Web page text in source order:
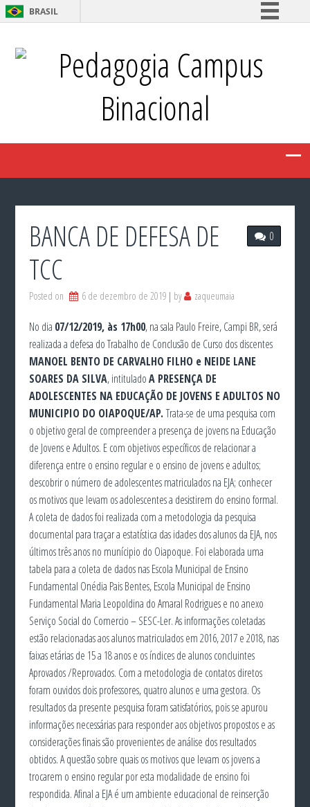
BRASIL
Participe
Acesso à informação
Legislação
Canais
Pedagogia Campus
Binacional
0
BANCA DE DEFESA DE
TCC
Posted on 6 de dezembro de 2019 by zaqueumaia
No dia 07/12/2019, às 17h00, na sala Paulo Freire, Campi BR, será
realizada a defesa do Trabalho de Conclusão de Curso dos discentes
MANOEL BENTO DE CARVALHO FILHO e NEIDE LANE
SOARES DA SILVA, intituladoA PRESENÇA DE
ADOLESCENTES NA EDUCAÇÃO DE JOVENS E ADULTOS NO
MUNICIPIO DO OIAPOQUE/AP.Trata-se de uma pesquisa com
o objetivo geral de compreender a presença de jovens na Educação
de Jovens e Adultos. E com objetivos específicos de relacionar a
diferença entre o ensino regular e o ensino de jovens e adultos;
descobrir o número de adolescentes matriculados na EJA; conhecer
os motivos que levam os adolescentes a desistirem do ensino formal.
A coleta de dados foi realizada com a metodologia da pesquisa
documental para traçar a estatística das idades dos alunos da EJA, nos
últimos três anos no munícipio do Oiapoque. Foi elaborada uma
tabela para a coleta de dados nas Escola Municipal de Ensino
Fundamental Onédia Pais Bentes, Escola Municipal de Ensino
Fundamental Maria Leopoldina do Amaral Rodrigues e no anexo
Serviço Social do Comercio – SESC-Ler. As informações coletadas
estão relacionadas aos alunos matriculados em 2016, 2017 e 2018, nas
faixas etárias de 15 a 18 anos e os índices de alunos concluintes
Aprovados /Reprovados. Com a metodologia de contatos diretos
foram ouvidos dois professores, quatro alunos e uma gestora. Os
resultados da presente pesquisa foram satisfatórios, pois se apurou
informações necessárias para responder aos objetivos propostos e as
considerações finais são provenientes de análise dos resultados
obtidos. A questão sobre quais os motivos que levam os jovens a
trocarem o ensino regular por esta modalidade de ensino foi
respondida. Afinal a EJA é um ambiente educacional de reinserção